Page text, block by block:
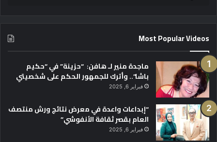
Most Popular Videos
ماجدة منير لـ هافن: “حزينة” في “حكيم
باشا”.. وأترك للجمهور الحكم على شخصيتي
فبراير 6, 2025
“إبداعات واعدة في معرض نتائج ورش منتصف
العام بقصر ثقافة الأنفوشي”
فبراير 6, 2025